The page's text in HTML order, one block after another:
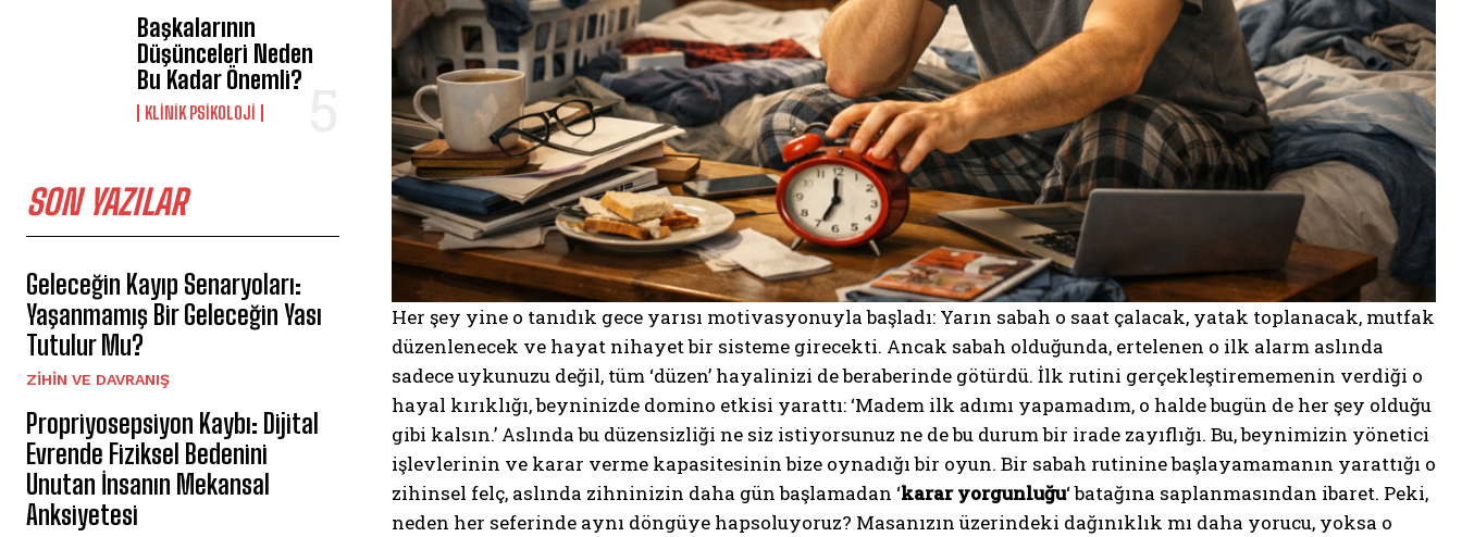
Başkalarının
Düşünceleri Neden
Bu Kadar Önemli?
KLINIK PSIKOLOJI
SON YAZILAR
Geleceğin Kayıp Senaryoları:
Yaşanmamış Bir Geleceğin Yası
Tutulur Mu?
⁠ZIHIN VE DAVRANIŞ
Propriyosepsiyon Kaybı: Dijital
Evrende Fiziksel Bedenini
Unutan İnsanın Mekansal
Anksiyetesi
Her şey yine o tanıdık gece yarısı motivasyonuyla başladı: Yarın sabah o saat çalacak, yatak toplanacak, mutfak
düzenlenecek ve hayat nihayet bir sisteme girecekti. Ancak sabah olduğunda, ertelenen o ilk alarm aslında
sadece uykunuzu değil, tüm ‘düzen’ hayalinizi de beraberinde götürdü. İlk rutini gerçekleştirememenin verdiği o
hayal kırıklığı, beyninizde domino etkisi yarattı: ‘Madem ilk adımı yapamadım, o halde bugün de her şey olduğu
gibi kalsın.’ Aslında bu düzensizliği ne siz istiyorsunuz ne de bu durum bir irade zayıflığı. Bu, beynimizin yönetici
işlevlerinin ve karar verme kapasitesinin bize oynadığı bir oyun. Bir sabah rutinine başlayamamanın yarattığı o
zihinsel felç, aslında zihninizin daha gün başlamadan ‘karar yorgunluğu‘ batağına saplanmasından ibaret. Peki,
neden her seferinde aynı döngüye hapsoluyoruz? Masanızın üzerindeki dağınıklık mı daha yorucu, yoksa o